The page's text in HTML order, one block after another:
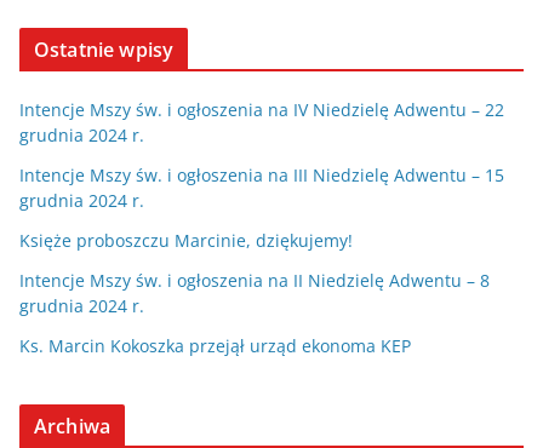
Ostatnie wpisy
Intencje Mszy św. i ogłoszenia na IV Niedzielę Adwentu – 22
grudnia 2024 r.
Intencje Mszy św. i ogłoszenia na III Niedzielę Adwentu – 15
grudnia 2024 r.
Księże proboszczu Marcinie, dziękujemy!
Intencje Mszy św. i ogłoszenia na II Niedzielę Adwentu – 8
grudnia 2024 r.
Ks. Marcin Kokoszka przejął urząd ekonoma KEP
Archiwa